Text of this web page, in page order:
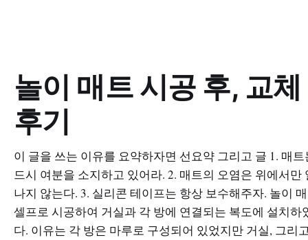
놀이 매트 시공 후, 교체
후기
이 글을 쓰는 이유를 요약하자면 선요약 그리고 글 1. 매트
드시 여분을 소지하고 있어라. 2. 매트의 오염은 위에서만
나지 않는다. 3. 실리콘 테이프는 항상 보수해주자. 놀이
셀프로 시공하여 거실과 각 방에 연결되는 복도에 설치하
다. 이유는 각 방은 마루로 구성되어 있었지만 거실, 그리